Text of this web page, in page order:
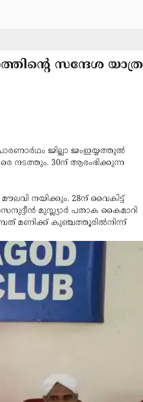
സന്ദേശ യാത്ര
ജില്ലാ ജംഇയ്യത്തുല്‍
നടത്തും. 30ന് ആരംഭിക്കുന്ന
നയിക്കും. 28ന് വൈകിട്ട്
മുസ്ല്യാര്‍ പതാക കൈമാറി
മണിക്ക് കുഞ്ചത്തൂരില്‍നിന്ന്